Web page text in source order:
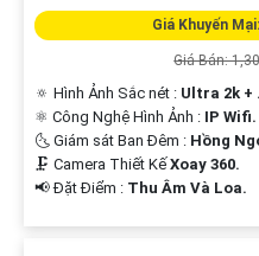
Giá Khuyến
Giá Bán:
🔅 Hình Ảnh Sắc nét : Ultra 2k + .
⚛️ Công Nghệ Hình Ảnh : IP Wifi.
🌜 Giám sát Ban Đêm : Hồng
🗜️ Camera Thiết KếXoay 360.
️📢 Đặt Điểm : Thu Âm Và Loa.